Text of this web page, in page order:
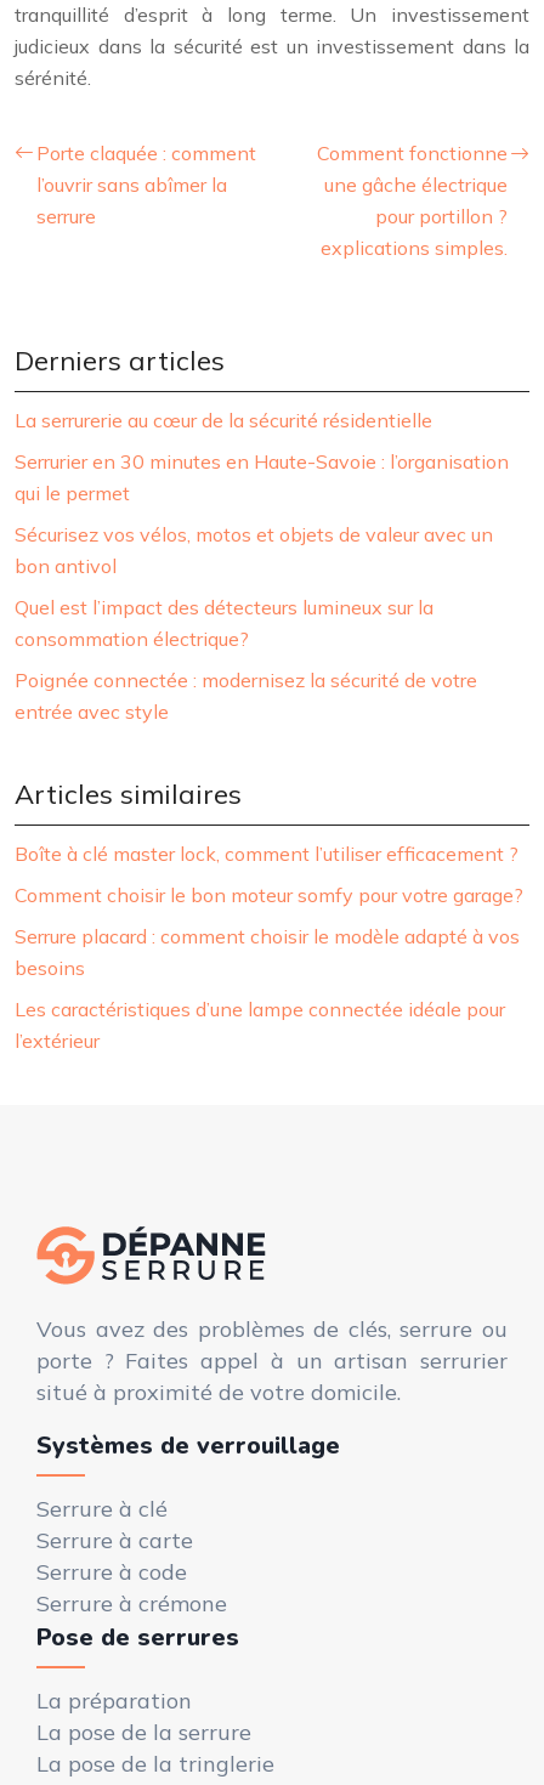
tranquillité d’esprit à long terme. Un investissement
judicieux dans la sécurité est un investissement dans la
sérénité.
Porte claquée : comment
l’ouvrir sans abîmer la
serrure
Comment fonctionne
une gâche électrique
pour portillon ?
explications simples.
Derniers articles
La serrurerie au cœur de la sécurité résidentielle
Serrurier en 30 minutes en Haute-Savoie : l’organisation
qui le permet
Sécurisez vos vélos, motos et objets de valeur avec un
bon antivol
Quel est l’impact des détecteurs lumineux sur la
consommation électrique?
Poignée connectée : modernisez la sécurité de votre
entrée avec style
Articles similaires
Boîte à clé master lock, comment l’utiliser efficacement ?
Comment choisir le bon moteur somfy pour votre garage?
Serrure placard : comment choisir le modèle adapté à vos
besoins
Les caractéristiques d’une lampe connectée idéale pour
l’extérieur
Vous avez des problèmes de clés, serrure ou
porte ? Faites appel à un artisan serrurier
situé à proximité de votre domicile.
Systèmes de verrouillage
Serrure à clé
Serrure à carte
Serrure à code
Serrure à crémone
Pose de serrures
La préparation
La pose de la serrure
La pose de la tringlerie